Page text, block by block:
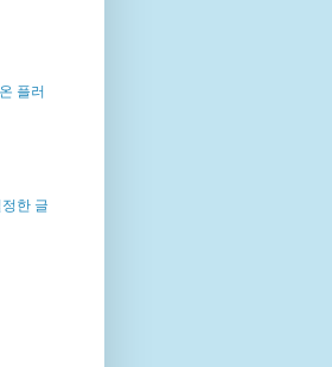
플러
한 글